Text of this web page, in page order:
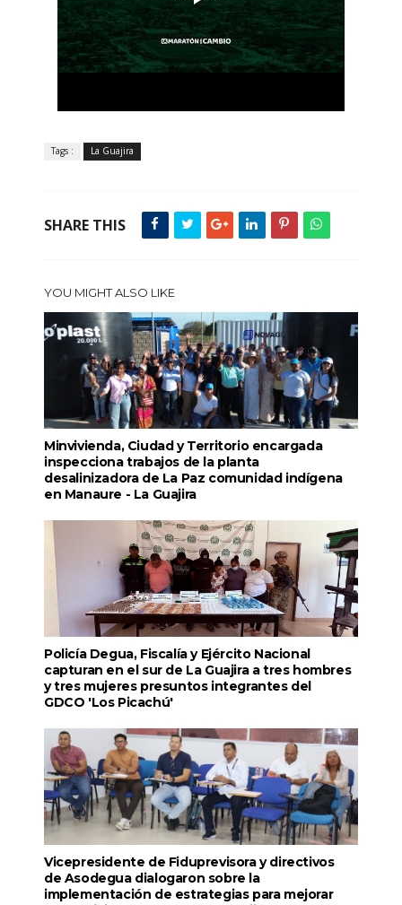
Tags : La Guajira
SHARE THIS
YOU MIGHT ALSO LIKE
Minvivienda, Ciudad y Territorio encargada
inspecciona trabajos de la planta
desalinizadora de La Paz comunidad indígena
en Manaure - La Guajira
Policía Degua, Fiscalía y Ejército Nacional
capturan en el sur de La Guajira a tres hombres
y tres mujeres presuntos integrantes del
GDCO 'Los Picachú'
Vicepresidente de Fiduprevisora y directivos
de Asodegua dialogaron sobre la
implementación de estrategias para mejorar